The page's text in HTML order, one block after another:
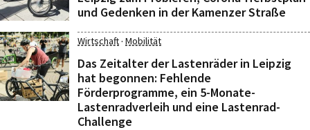
und Gedenken in der Kamenzer Straße
Wirtschaft· Mobilität
Das Zeitalter der Lastenräder in Leipzig
hat begonnen: Fehlende
Förderprogramme, ein 5-Monate-
Lastenradverleih und eine Lastenrad-
Challenge